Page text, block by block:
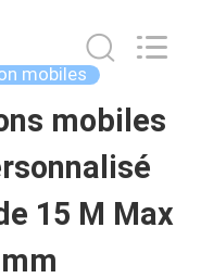
mobiles
mobiles
15 M Max